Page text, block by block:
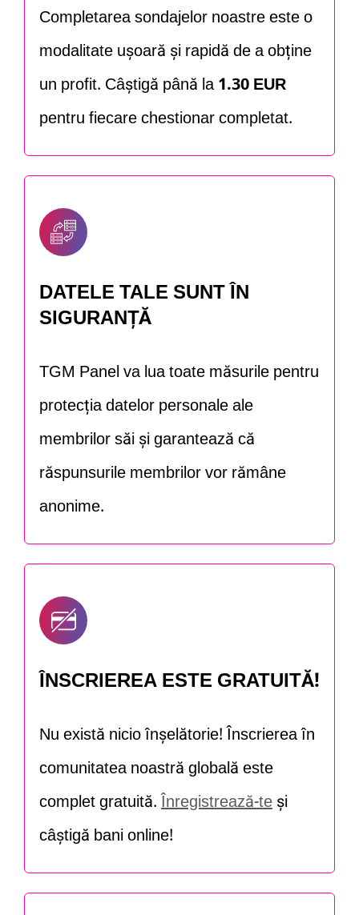
Completarea sondajelor noastre este o
modalitate ușoară și rapidă de a obține
un profit. Câștigă până la1.30 EUR
pentru fiecare chestionar completat.
DATELE TALE SUNT ÎN
SIGURANȚĂ
TGM Panel va lua toate măsurile pentru
protecția datelor personale ale
membrilor săi și garantează că
răspunsurile membrilor vor rămâne
anonime.
ÎNSCRIEREA ESTE GRATUITĂ!
Nu există nicio înșelătorie! Înscrierea în
comunitatea noastră globală este
complet gratuită.Înregistrează-teși
câștigă bani online!